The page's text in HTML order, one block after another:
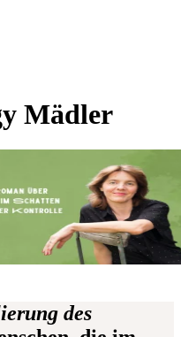
Mädler
des